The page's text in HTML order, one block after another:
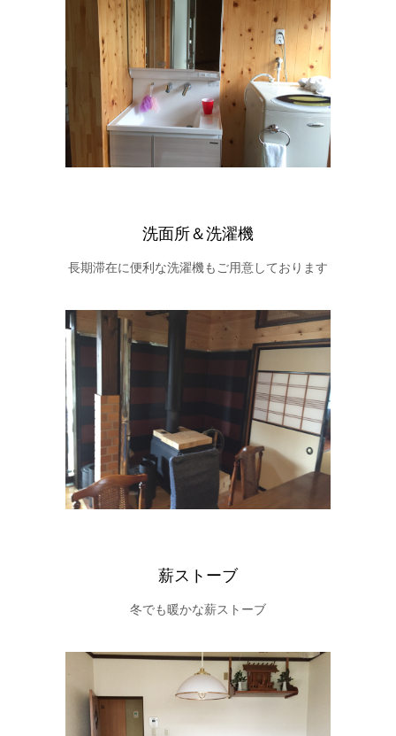
洗面所＆洗濯機
長期滞在に便利な洗濯機もご用意しております
薪ストーブ
冬でも暖かな薪ストーブ